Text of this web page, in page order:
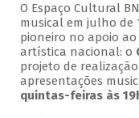
O Espaço Cultural
musical em julho de
pioneiro no apoio
artística nacional: o
projeto de
apresentações
quintas-feiras às